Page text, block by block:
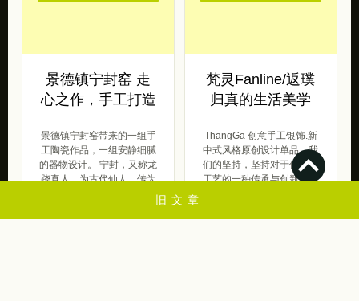
旧文章
景德镇宁封窑 走
心之作，手工打造
景德镇宁封窑带来的一组手
工陶瓷作品，一组安静细腻
的器物设计。 宁封，又称龙
跷真人，为古代仙人，传为
梵灵Fanline/返璞
归真的生活美学
ThangGa 创意手工银饰.新
中式风格原创设计单品。我
们的坚持，坚持对于传统手
工艺的一种传承与创新，希